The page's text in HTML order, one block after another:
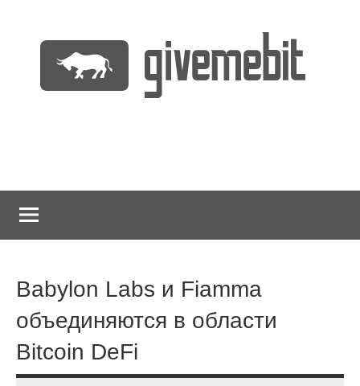
содержимому
Babylon Labs и Fiamma
объединяются в области
Bitcoin DeFi